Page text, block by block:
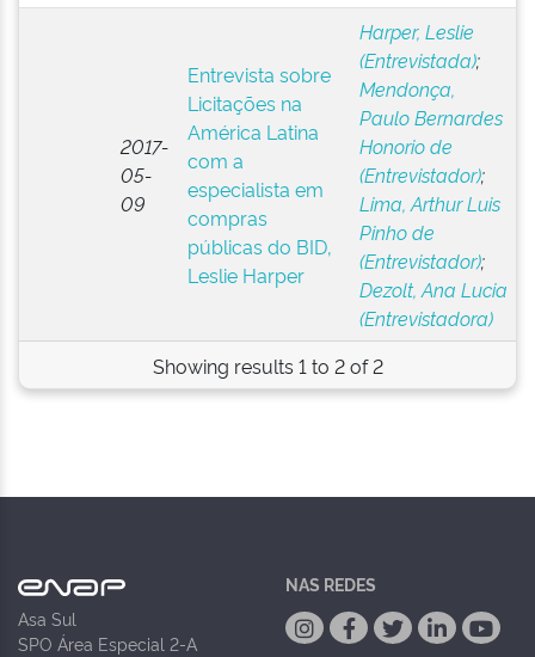
2017-
05-
09
Entrevista sobre
Licitações na
América Latina
com a
especialista em
compras
públicas do BID,
Leslie Harper
Harper, Leslie
(Entrevistada);
Mendonça,
Paulo Bernardes
Honorio de
(Entrevistador);
Lima, Arthur Luis
Pinho de
(Entrevistador);
Dezolt, Ana Lucia
(Entrevistadora)
Showing results 1 to 2 of 2
Asa Sul
SPO Área Especial 2-A
NAS REDES